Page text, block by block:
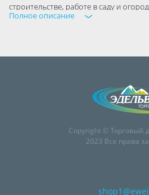
строительстве, работе в саду и
сельском хозяйстве.
--Хорошая стойкость к химически
--Средняя износостойкость
--Хорошая прочность и стойкость к
--Широкая шкала цветов
Полное описание
Copyright © Торговый
2023 Все права